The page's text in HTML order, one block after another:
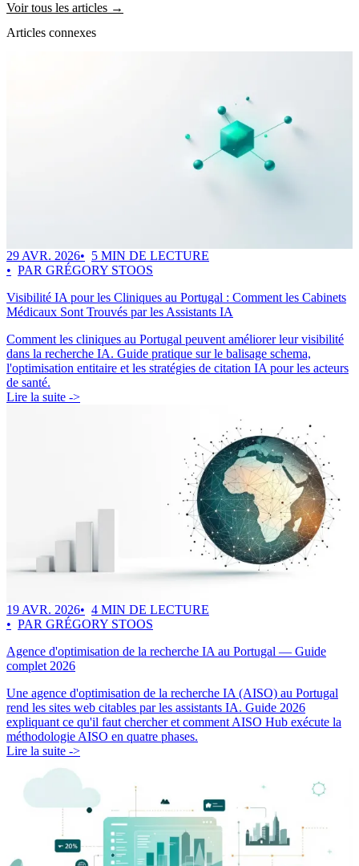
Voir tous les articles →
Articles connexes
29 AVR. 2026
5 MIN DE LECTURE
PAR GRÉGORY STOOS
Visibilité IA pour les Cliniques au Portugal : Comment les Cabinets
Médicaux Sont Trouvés par les Assistants IA
Comment les cliniques au Portugal peuvent améliorer leur visibilité
dans la recherche IA. Guide pratique sur le balisage schema,
l'optimisation entitaire et les stratégies de citation IA pour les acteurs
de santé.
Lire la suite ->
19 AVR. 2026
4 MIN DE LECTURE
PAR GRÉGORY STOOS
Agence d'optimisation de la recherche IA au Portugal — Guide
complet 2026
Une agence d'optimisation de la recherche IA (AISO) au Portugal
rend les sites web citables par les assistants IA. Guide 2026
expliquant ce qu'il faut chercher et comment AISO Hub exécute la
méthodologie AISO en quatre phases.
Lire la suite ->